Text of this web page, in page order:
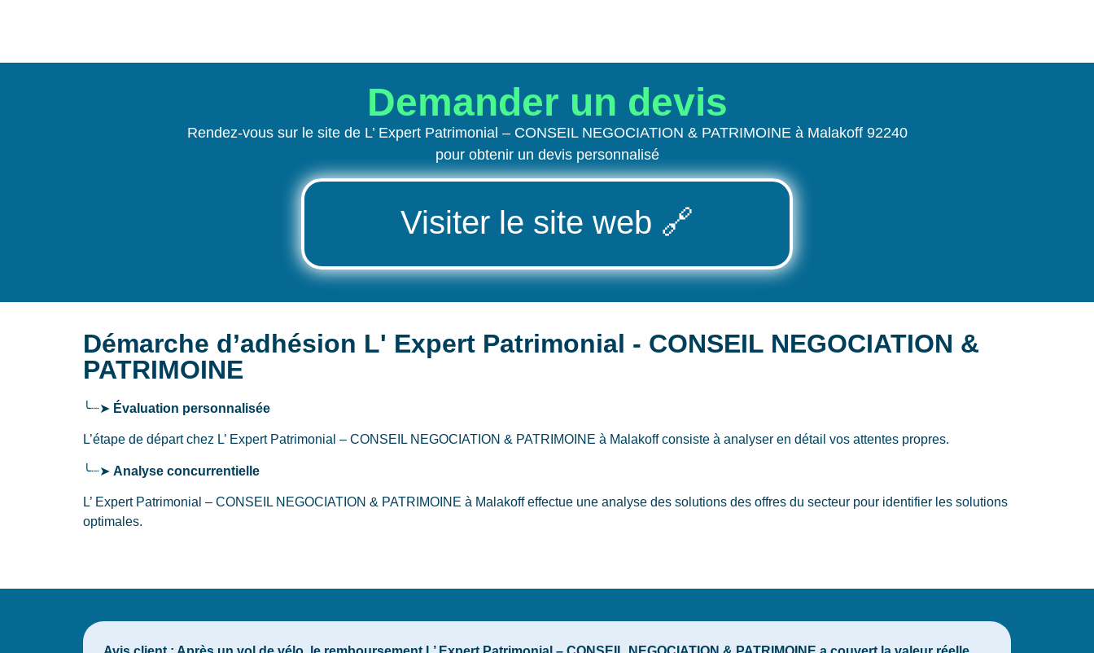
Demander un devis
Rendez-vous sur le site de L’ Expert Patrimonial – CONSEIL NEGOCIATION & PATRIMOINE à Malakoff 92240
pour obtenir un devis personnalisé
Visiter le site web 🔗
Démarche d’adhésion L' Expert Patrimonial - CONSEIL NEGOCIATION &
PATRIMOINE
╰┈➤ Évaluation personnalisée
L’étape de départ chez L’ Expert Patrimonial – CONSEIL NEGOCIATION & PATRIMOINE à Malakoffconsiste à analyser en détail vos attentes propres.
╰┈➤ Analyse concurrentielle
L’ Expert Patrimonial – CONSEIL NEGOCIATION & PATRIMOINE à Malakoff effectue une analyse des solutions des offres du secteur pour identifier les solutions
optimales.